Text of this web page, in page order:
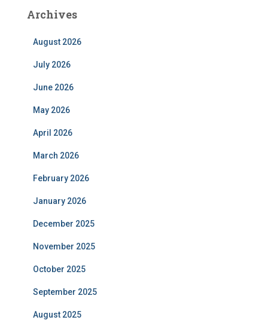
Archives
August 2026
July 2026
June 2026
May 2026
April 2026
March 2026
February 2026
January 2026
December 2025
November 2025
October 2025
September 2025
August 2025